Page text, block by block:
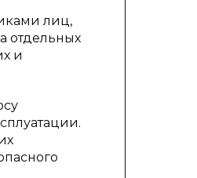
лиц,
отдельных
и